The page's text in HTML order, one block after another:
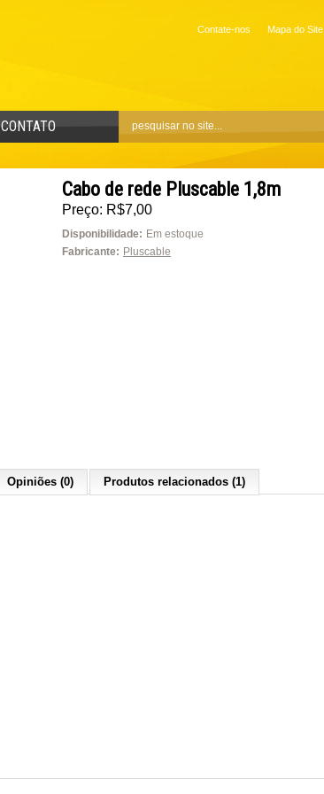
Contate-nos Mapa do Site
CONTATO
Cabo de rede Pluscable 1,8m
Preço: R$7,00
Disponibilidade: Em estoque
Fabricante: Pluscable
Opiniões (0) Produtos relacionados (1)